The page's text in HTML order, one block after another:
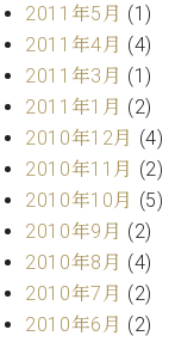
金
表
お
問
い
わ
せ
尾山調律師のブ
ログ Die
Musikgasse（
楽の小道）
2011年5月 (1)
2011年4月 (4)
2011年3月 (1)
2011年1月 (2)
2010年12月 (4)
2010年11月 (2)
2010年10月 (5)
2010年9月 (2)
2010年8月 (4)
2010年7月 (2)
2010年6月 (2)